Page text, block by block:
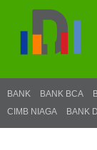
BANK BANK BCA
CIMB NIAGA
BANK